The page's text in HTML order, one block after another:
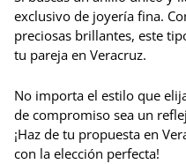
exclusivo de joyería fina.
preciosas brillantes, este
tu pareja en Veracruz.
No importa el estilo que
de compromiso sea un
¡Haz de tu propuesta en
con la elección perfecta!